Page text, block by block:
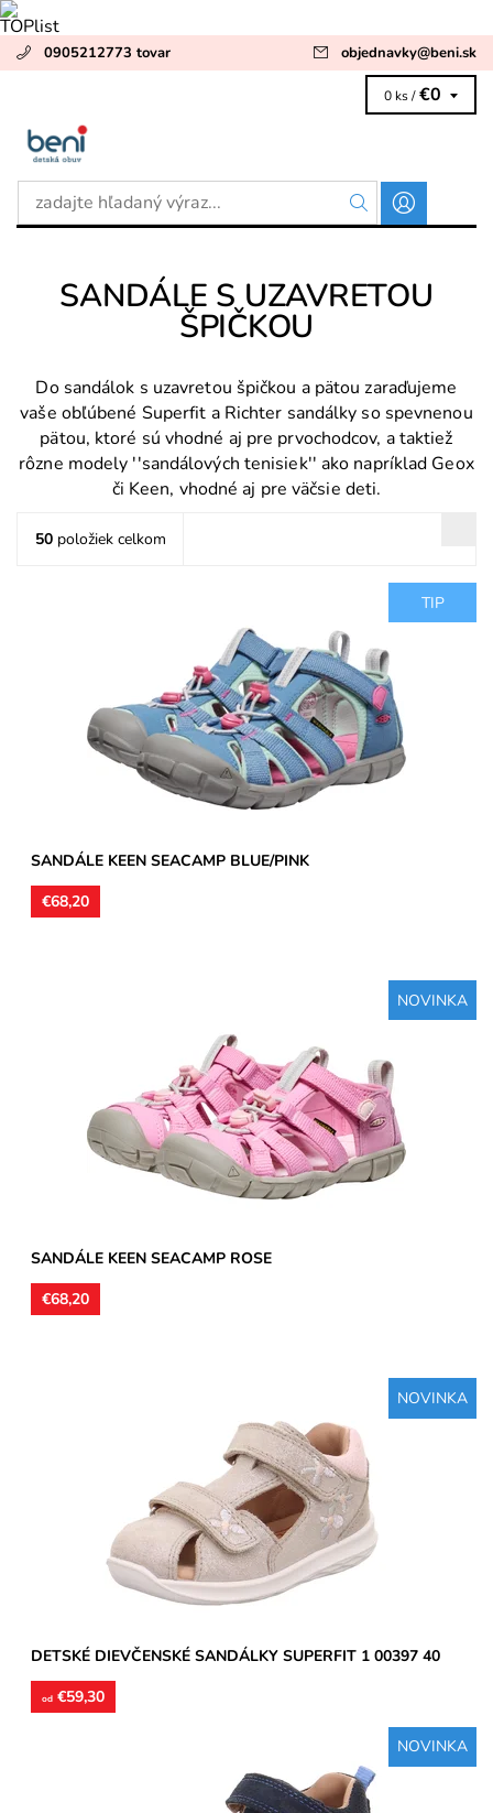
0905212773 tovar objednavky@beni.sk
0 ks / €0
SANDÁLE S UZAVRETOU
ŠPIČKOU
Do sandálok s uzavretou špičkou a pätou zaraďujeme
vaše obľúbené Superfit a Richter sandálky so spevnenou
pätou, ktoré sú vhodné aj pre prvochodcov, a taktiež
rôzne modely ''sandálových tenisiek'' ako napríklad Geox
či Keen, vhodné aj pre väčsie deti.
50 položiek celkom
TIP
Detské letné sandále KEEN. Textilný zvršok sandál upevníte
pomocou zaťahovacej gumičky a suchého zipsu v členkovej...
Skladom
KEEN
2 roky
SANDÁLE KEEN SEACAMP BLUE/PINK
€68,20
NOVINKA
Detské letné sandále KEEN. Textilný zvršok sandál upevníte
pomocou zaťahovacej gumičky a suchého zipsu v členkovej...
Skladom
KEEN
2 roky
SANDÁLE KEEN SEACAMP ROSE
€68,20
NOVINKA
Zvršok usňová koža s trblietavým nástrekom, vnútorné
podšívky aj stielky kožené. Sandálky vhodné na stredne široké
Skladom
Superfit
2 roky
DETSKÉ DIEVČENSKÉ SANDÁLKY SUPERFIT 1 00397 40
od €59,30
NOVINKA
Zvršok koža, okolo päty textil, vnútorné podšívky aj stielky
kožené. Sandále vhodné na užšie a stredne široké...